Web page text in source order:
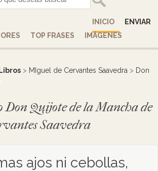
INICIO
ENVIAR
TOP FRASES IMÁGENES
> MIguel de Cervantes Saavedra > Don
Don Quijote de la Mancha de
Saavedra
ajos ni cebollas,